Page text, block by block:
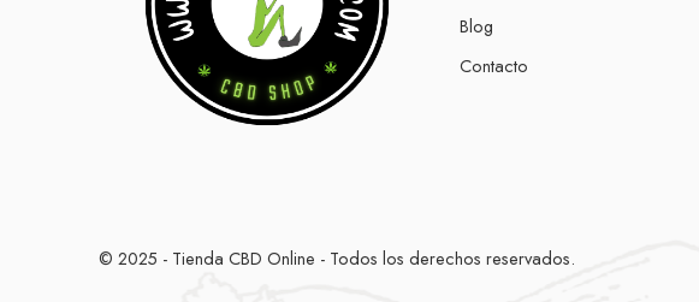
Blog
Contacto
© 2025 - Tienda CBD Online - Todos los derechos reservados.